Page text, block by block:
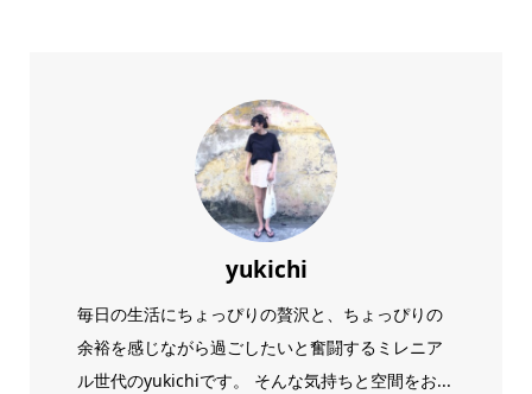
yukichi
毎日の生活にちょっぴりの贅沢と、ちょっぴりの
余裕を感じながら過ごしたいと奮闘するミレニア
ル世代のyukichiです。 そんな気持ちと空間をお...